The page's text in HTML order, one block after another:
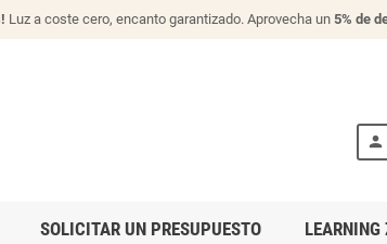
Luz a coste cero, encanto garantizado. Aprovecha un 5% de
person
SOLICITAR UN PRESUPUESTO LEARNING